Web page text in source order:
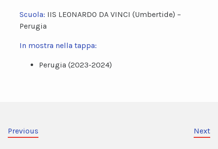
Scuola: IIS LEONARDO DA VINCI (Umbertide) –
Perugia
In mostra nella tappa:
Perugia (2023-2024)
Previous Next